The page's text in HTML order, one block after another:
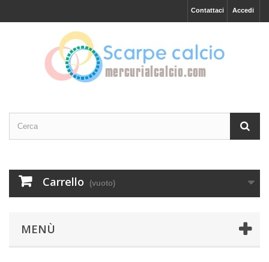
Accedi
Contattaci
Carrello (vuoto)
MENÙ